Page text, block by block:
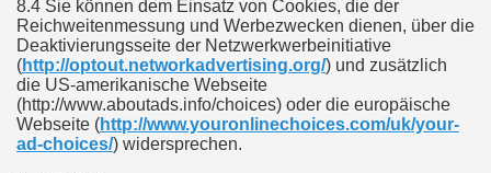
8.4 Sie können dem Einsatz von Cookies, die der
Reichweitenmessung und Werbezwecken dienen, über die
Deaktivierungsseite der Netzwerkwerbeinitiative
(http://optout.networkadvertising.org/) und zusätzlich
die US-amerikanische Webseite
(http://www.aboutads.info/choices) oder die europäische
Webseite (http://www.youronlinechoices.com/uk/your-
ad-choices/) widersprechen.